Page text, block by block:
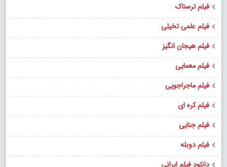
فیلم ترسناک
فیلم علمی تخیلی
فیلم هیجان انگیز
فیلم معمایی
فیلم ماجراجویی
فیلم کره ای
فیلم جنایی
فیلم دوبله
دانلود فیلم ایرانی